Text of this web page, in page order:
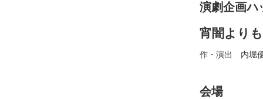
演劇企画ハ
宵闇より
作・演出 内堀
会場